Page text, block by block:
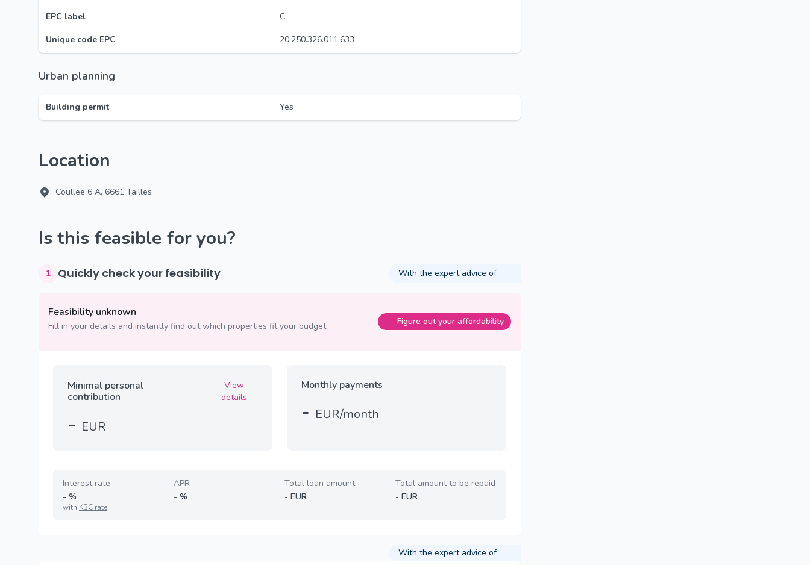
EPC label
C
Unique code EPC
20.250.326.011.633
Urban planning
Building permit Yes
Location
Coullee 6 A, 6661 Tailles
Is this feasible for you?
1 Quickly check your feasibility With the expert advice of
Feasibility unknown
Fill in your details and instantly find out which properties fit your budget. Figure out your affordability
Minimal personal
contribution
View
details
- EUR
Monthly payments
- EUR/month
Interest rate
- %
with KBC rate
APR
- %
Total loan amount
- EUR
Total amount to be repaid
- EUR
With the expert advice of